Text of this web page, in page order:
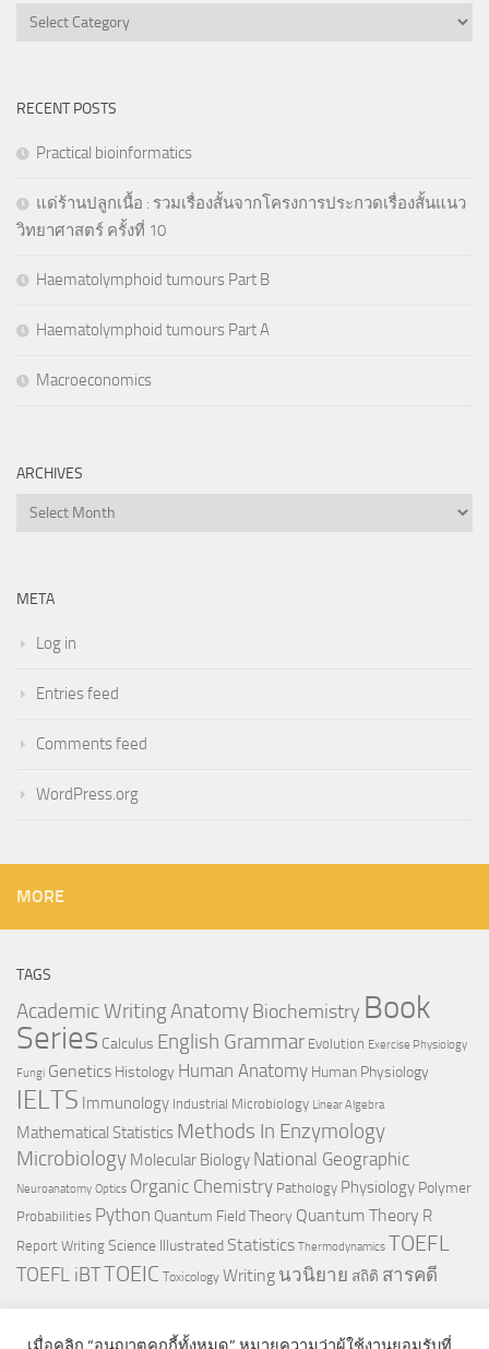
Categories
RECENT POSTS
Practical bioinformatics
แด่ร้านปลูกเนื้อ : รวมเรื่องสั้นจากโครงการประกวดเรื่องสั้นแนว
วิทยาศาสตร์ ครั้งที่ 10
Haematolymphoid tumours Part B
Haematolymphoid tumours Part A
Macroeconomics
ARCHIVES
Archives
META
Log in
Entries feed
Comments feed
WordPress.org
MORE
TAGS
Academic WritingAnatomyBiochemistry Book
Series Calculus English Grammar Evolution Exercise Physiology
Fungi Genetics Histology Human Anatomy Human Physiology
IELTS Immunology Industrial Microbiology Linear Algebra
Mathematical Statistics Methods In Enzymology
Microbiology Molecular Biology National Geographic
Neuroanatomy Optics Organic Chemistry Pathology Physiology Polymer
Probabilities Python Quantum Field Theory Quantum Theory R
Report Writing Science Illustrated Statistics Thermodynamics TOEFL
TOEFL iBTTOEIC Toxicology Writing นวนิยาย สถิติ สารคดี